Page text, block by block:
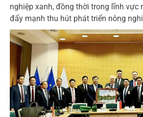
nghiệp xanh, đồng thời trong lĩnh vực
đẩy mạnh thu hút phát triển nông